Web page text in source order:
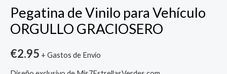
Pegatina de Vinilo para Vehículo
ORGULLO GRACIOSERO
€2.95 + Gastos de Envío
GRACIOSERO
cantidad